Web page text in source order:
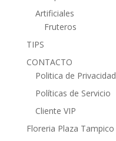
Artificiales
Fruteros
TIPS
CONTACTO
Politica de Privacidad
Políticas de Servicio
Cliente VIP
Floreria Plaza Tampico